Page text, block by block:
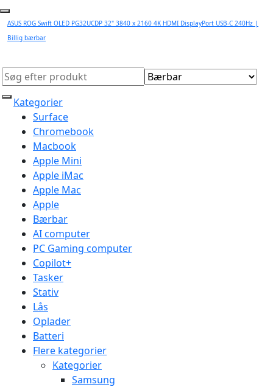
ASUS ROG Swift OLED PG32UCDP 32" 3840 x 2160 4K HDMI DisplayPort USB-C 240Hz |
Billig bærbar
Kategorier
Surface
Chromebook
Macbook
Apple Mini
Apple iMac
Apple Mac
Apple
Bærbar
AI computer
PC Gaming computer
Copilot+
Tasker
Stativ
Lås
Oplader
Batteri
Flere kategorier
Kategorier
Samsung